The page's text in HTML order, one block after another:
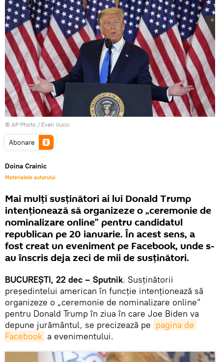
© AP Photo / Evan Vucci
Abonare
Doina Crainic
Materialele autorului
Mai mulţi susținători ai lui Donald Trump
intenționează să organizeze o „ceremonie de
nominalizare online” pentru candidatul
republican pe 20 ianuarie. În acest sens, a
fost creat un eveniment pe Facebook, unde s-
au înscris deja zeci de mii de susţinători.
BUCUREŞTI, 22 dec – Sputnik. Susținătorii
președintelui american în funcţie intenționează să
organizeze o „ceremonie de nominalizare online”
pentru Donald Trump în ziua în care Joe Biden va
depune jurământul, se precizează pe pagina de
Facebook a evenimentului.